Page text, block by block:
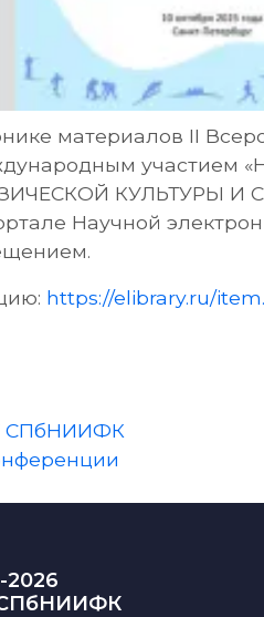
материалов II
КУЛЬТУРЫ И
Научной
https://elibrary.ru/
СПбНИИФК
2026